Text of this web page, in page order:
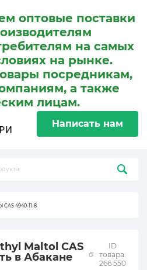
оптовые поставки
на самых
на рынке.
посредникам,
а также
лицам.
Написать нам
CAS 4940-11-8
Maltol CAS
в Абакане
ID
товара:
266 550